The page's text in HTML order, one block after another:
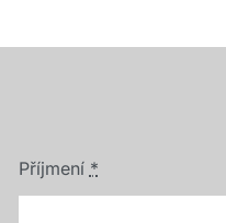
Příjmení *